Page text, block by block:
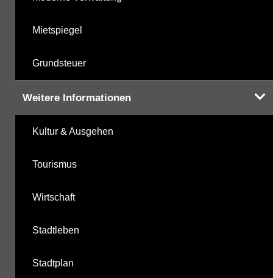
Mietspiegel
Grundsteuer
Weitere Informationen
Kultur & Ausgehen
Tourismus
Wirtschaft
Stadtleben
Stadtplan